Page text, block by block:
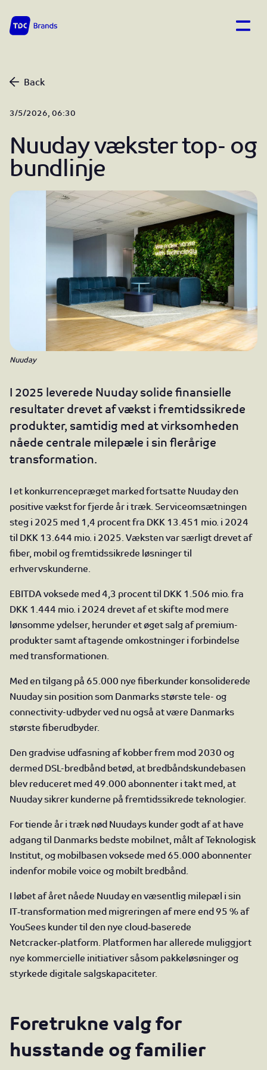
Open
Back
Nuuday vækster top- og
bundlinje
3/5/2026, 06:30
Nuuday
I 2025 leverede Nuuday solide finansielle
resultater drevet af vækst i fremtidssikrede
produkter, samtidig med at virksomheden
nåede centrale milepæle i sin flerårige
transformation.
I et konkurrencepræget marked fortsatte Nuuday den
positive vækst for fjerde år i træk. Serviceomsætningen
steg i 2025 med 1,4 procent fra DKK 13.451 mio. i 2024
til DKK 13.644 mio. i 2025. Væksten var særligt drevet af
fiber, mobil og fremtidssikrede løsninger til
erhvervskunderne.
EBITDA voksede med 4,3 procent til DKK 1.506 mio. fra
DKK 1.444 mio. i 2024 drevet af et skifte mod mere
lønsomme ydelser, herunder et øget salg af premium-
produkter samt aftagende omkostninger i forbindelse
med transformationen.
Med en tilgang på 65.000 nye fiberkunder konsoliderede
Nuuday sin position som Danmarks største tele- og
connectivity-udbyder ved nu også at være Danmarks
største fiberudbyder.
Den gradvise udfasning af kobber frem mod 2030 og
dermed DSL-bredbånd betød, at bredbåndskundebasen
blev reduceret med 49.000 abonnenter i takt med, at
Nuuday sikrer kunderne på fremtidssikrede teknologier.
For tiende år i træk nød Nuudays kunder godt af at have
adgang til Danmarks bedste mobilnet, målt af Teknologisk
Institut, og mobilbasen voksede med 65.000 abonnenter
indenfor mobile voice og mobilt bredbånd.
I løbet af året nåede Nuuday en væsentlig milepæl i sin
IT‑transformation med migreringen af mere end 95 % af
YouSees kunder til den nye cloud‑baserede
Netcracker‑platform. Platformen har allerede muliggjort
nye kommercielle initiativer såsom pakkeløsninger og
styrkede digitale salgskapaciteter.
Foretrukne valg for
husstande og familier